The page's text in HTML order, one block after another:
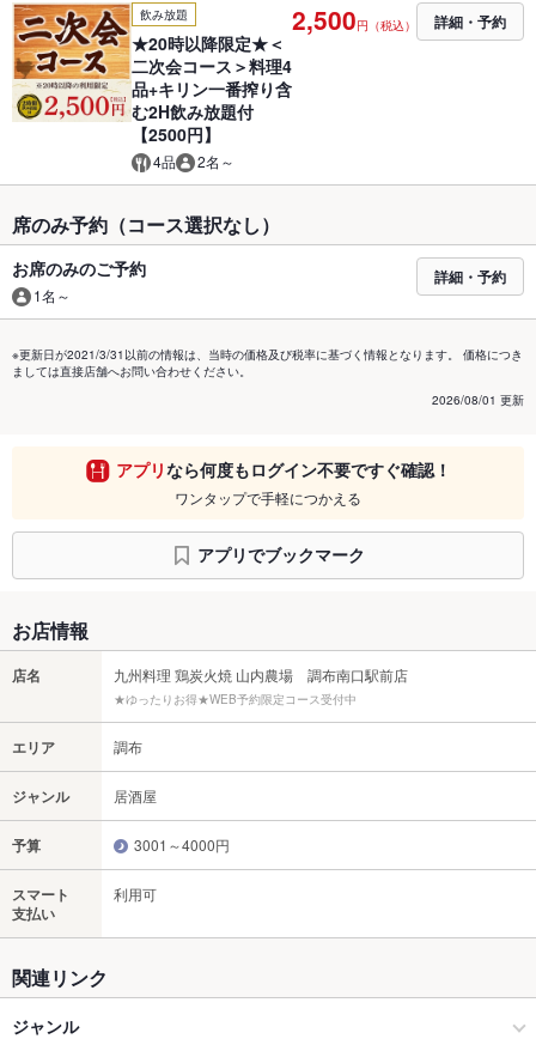
飲み放題
★20時以降限定★＜
二次会コース＞料理4
品+キリン一番搾り含
む2H飲み放題付
【2500円】
4品 2名～
2,500円（税込） 詳細・予約
席のみ予約（コース選択なし）
お席のみのご予約
1名～
詳細・予約
※更新日が2021/3/31以前の情報は、当時の価格及び税率に基づく情報となります。 価格につき
ましては直接店舗へお問い合わせください。
2026/08/01 更新
アプリなら何度もログイン不要ですぐ確認！
ワンタップで手軽につかえる
アプリでブックマーク
お店情報
店名 九州料理 鶏炭火焼 山内農場 調布南口駅前店
★ゆったりお得★WEB予約限定コース受付中
エリア 調布
ジャンル 居酒屋
予算 3001～4000円
スマート
支払い
利用可
関連リンク
ジャンル